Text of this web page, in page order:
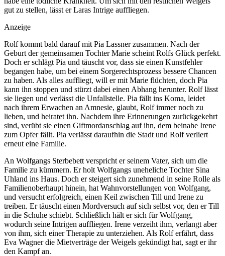
gut zu stellen, lässt er Laras Intrige auffliegen.
Anzeige
Rolf kommt bald darauf mit Pia Lassner zusammen. Nach der
Geburt der gemeinsamen Tochter Marie scheint Rolfs Glück perfekt.
Doch er schlägt Pia und täuscht vor, dass sie einen Kunstfehler
begangen habe, um bei einem Sorgerechtsprozess bessere Chancen
zu haben. Als alles auffliegt, will er mit Marie flüchten, doch Pia
kann ihn stoppen und stürzt dabei einen Abhang herunter. Rolf lässt
sie liegen und verlässt die Unfallstelle. Pia fällt ins Koma, leidet
nach ihrem Erwachen an Amnesie, glaubt, Rolf immer noch zu
lieben, und heiratet ihn. Nachdem ihre Erinnerungen zurückgekehrt
sind, verübt sie einen Giftmordanschlag auf ihn, dem beinahe Irene
zum Opfer fällt. Pia verlässt daraufhin die Stadt und Rolf verliert
erneut eine Familie.
An Wolfgangs Sterbebett verspricht er seinem Vater, sich um die
Familie zu kümmern. Er holt Wolfgangs uneheliche Tochter Sina
Uhland ins Haus. Doch er steigert sich zunehmend in seine Rolle als
Familienoberhaupt hinein, hat Wahnvorstellungen von Wolfgang,
und versucht erfolgreich, einen Keil zwischen Till und Irene zu
treiben. Er täuscht einen Mordversuch auf sich selbst vor, den er Till
in die Schuhe schiebt. Schließlich hält er sich für Wolfgang,
wodurch seine Intrigen auffliegen. Irene verzeiht ihm, verlangt aber
von ihm, sich einer Therapie zu unterziehen. Als Rolf erfährt, dass
Eva Wagner die Mietverträge der Weigels gekündigt hat, sagt er ihr
den Kampf an.